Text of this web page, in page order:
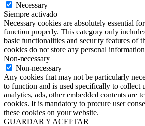
Necessary
Siempre activado
Necessary cookies are absolutely essential
function properly. This category only
basic functionalities and security features of
cookies do not store any personal
Non-necessary
Non-necessary
Any cookies that may not be particularly
to function and is used specifically to collect
analytics, ads, other embedded contents are
cookies. It is mandatory to procure user
these cookies on your website.
GUARDAR Y ACEPTAR